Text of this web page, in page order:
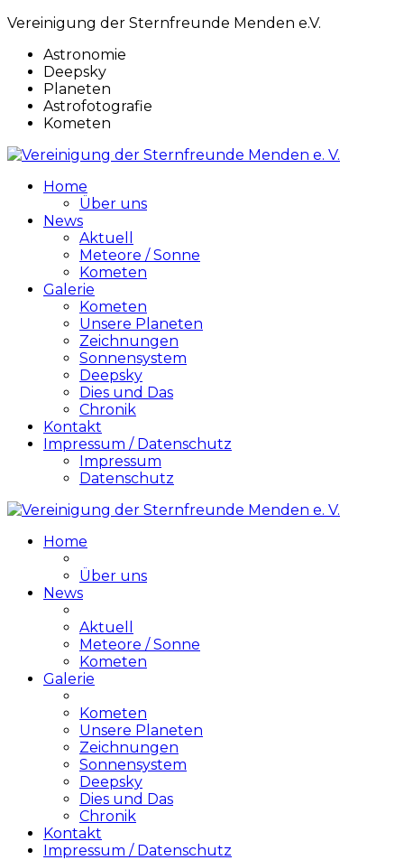
Vereinigung der Sternfreunde Menden e.V.
Astronomie
Deepsky
Planeten
Astrofotografie
Kometen
Home
Über uns
News
Aktuell
Meteore / Sonne
Kometen
Galerie
Kometen
Unsere Planeten
Zeichnungen
Sonnensystem
Deepsky
Dies und Das
Chronik
Kontakt
Impressum / Datenschutz
Impressum
Datenschutz
Home
Über uns
News
Aktuell
Meteore / Sonne
Kometen
Galerie
Kometen
Unsere Planeten
Zeichnungen
Sonnensystem
Deepsky
Dies und Das
Chronik
Kontakt
Impressum / Datenschutz